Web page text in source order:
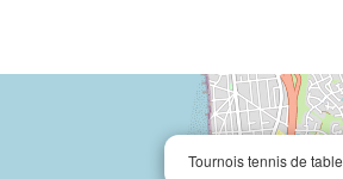
Tournois tennis de table